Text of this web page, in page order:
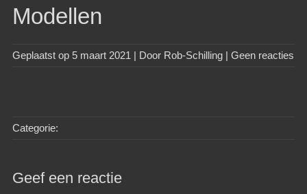
Modellen
Geplaatst op 5 maart 2021 | Door Rob-Schilling| Geen reacties
Categorie:
Geef een reactie